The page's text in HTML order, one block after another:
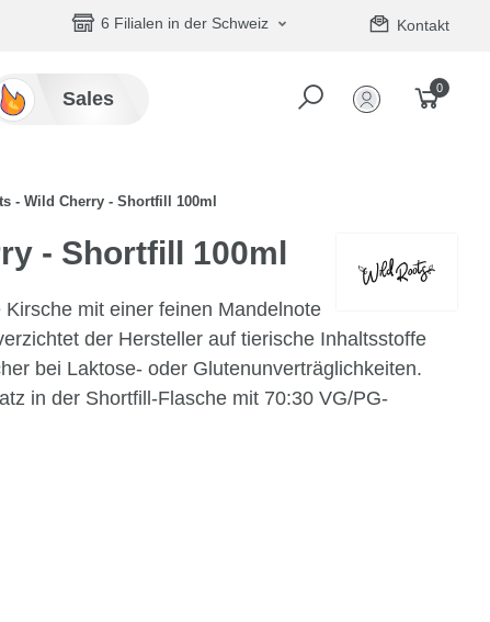
6 Filialen in der Schweiz Kontakt
Sales
0
- Wild Cherry - Shortfill 100ml
- Shortfill 100ml
mit einer feinen Mandelnote
der Hersteller auf tierische Inhaltsstoffe
bei Laktose- oder Glutenunverträglichkeiten.
in der Shortfill-Flasche mit 70:30 VG/PG-